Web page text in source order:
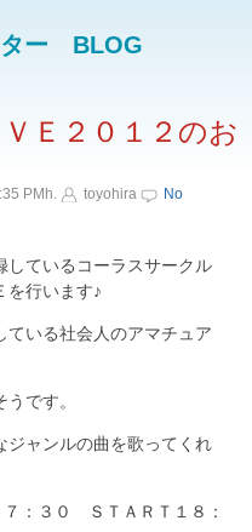
ター BLOG
Ｅ２０１２のお
PMh. toyohira
No
しているコーラスサークル
を行います♪
ている社会人のアマチュア
です。
ジャンルの曲を歌ってくれ
：３０ ＳＴＡＲＴ１８：